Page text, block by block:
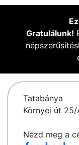
Gratulálunk!
Tatabánya
Környei út 25/
Nézd meg a